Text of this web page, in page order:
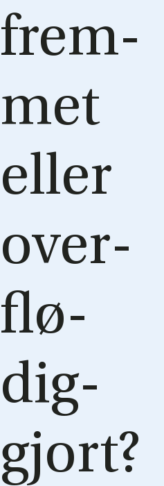
frem­
met
el­ler
over­
flø­
dig­
gjort?